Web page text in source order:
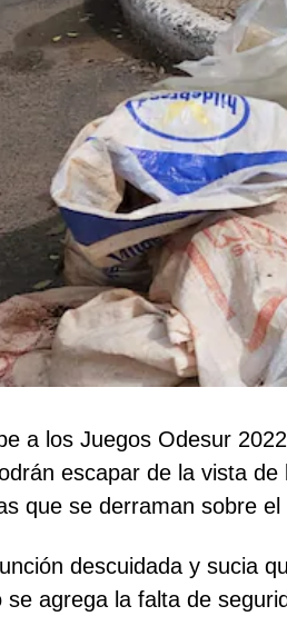
a los Juegos Odesur
escapar de la vista
que se derraman sobre
descuidada y sucia
se agrega la falta de